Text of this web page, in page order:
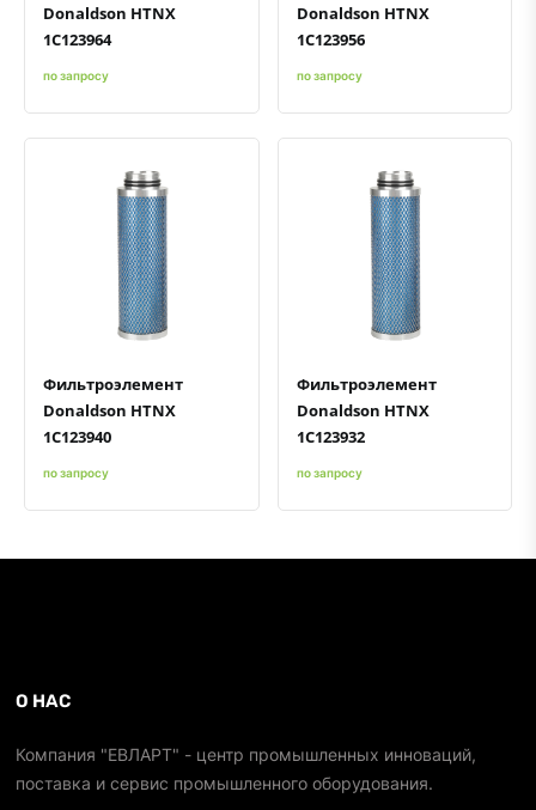
Donaldson HTNX
1C123964
по запросу
Donaldson HTNX
1C123956
по запросу
Быстрый просмотрДобавить к сравнению
Фильтроэлемент
Donaldson HTNX
1C123940
по запросу
Быстрый просмотрДобавить к сравнению
Фильтроэлемент
Donaldson HTNX
1C123932
по запросу
О НАС
Компания "ЕВЛАРТ" - центр промышленных инноваций,
поставка и сервис промышленного оборудования.